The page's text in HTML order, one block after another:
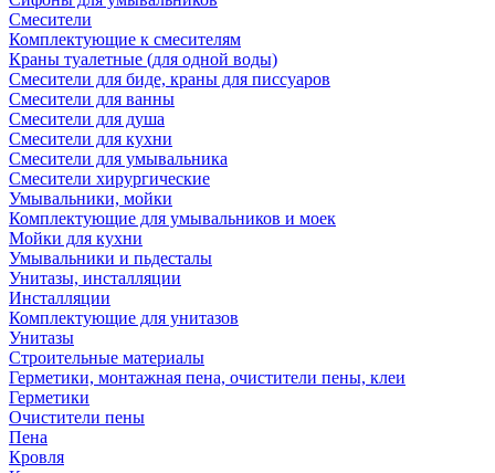
Смесители
Комплектующие к смесителям
Краны туалетные (для одной воды)
Смесители для биде, краны для писсуаров
Смесители для ванны
Смесители для душа
Смесители для кухни
Смесители для умывальника
Смесители хирургические
Умывальники, мойки
Комплектующие для умывальников и моек
Мойки для кухни
Умывальники и пьдесталы
Унитазы, инсталляции
Инсталляции
Комплектующие для унитазов
Унитазы
Строительные материалы
Герметики, монтажная пена, очистители пены, клеи
Герметики
Очистители пены
Пена
Кровля